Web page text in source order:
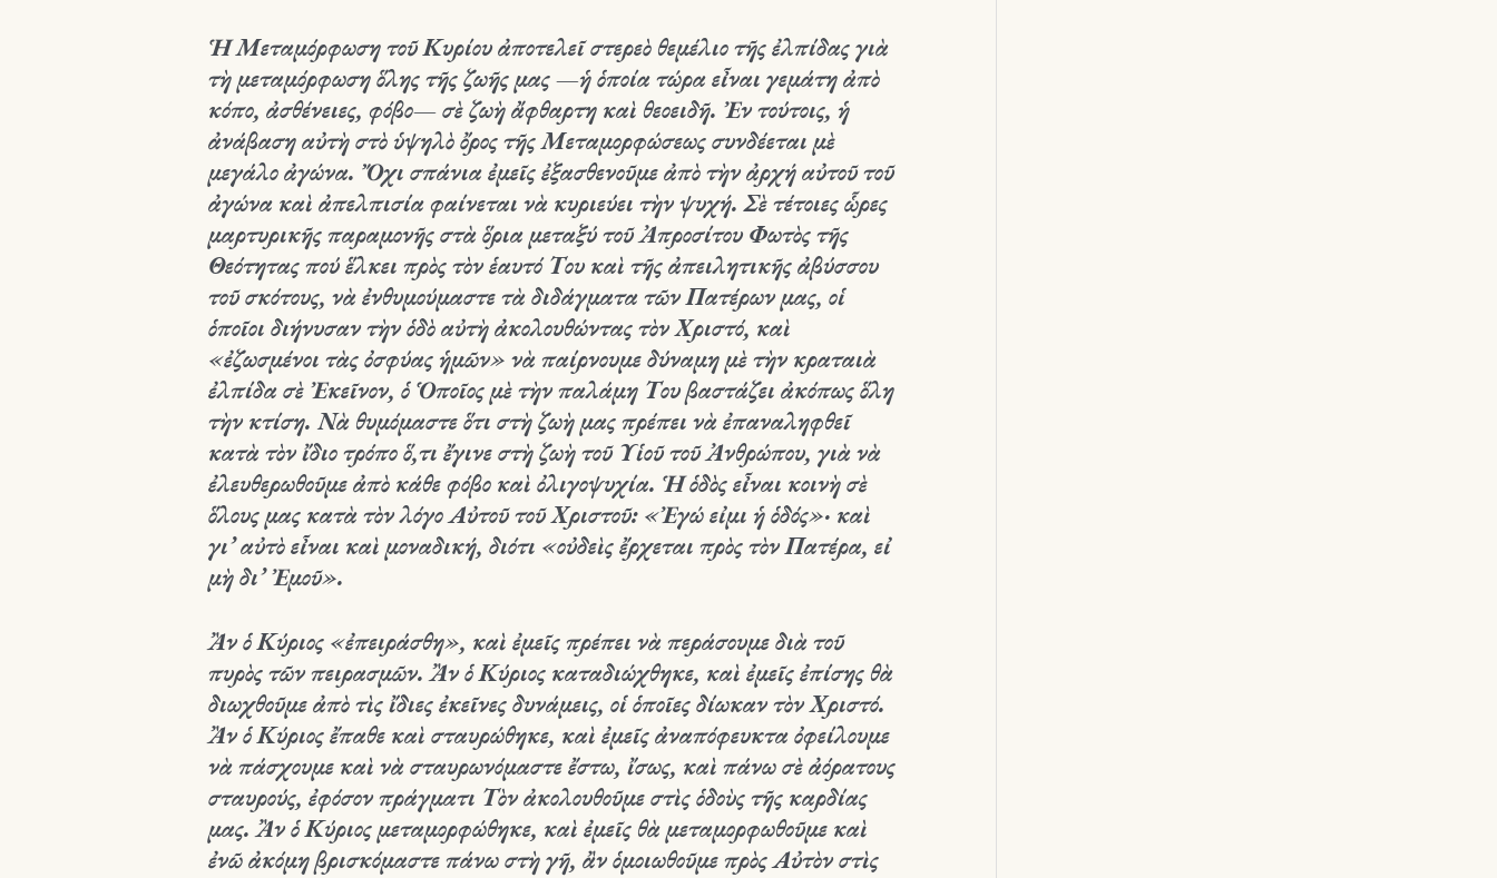
Ἡ Μεταμόρφωση τοῦ Κυρίου ἀποτελεῖ στερεὸ θεμέλιο τῆς ἐλπίδας γιὰ
τὴ μεταμόρφωση ὅλης τῆς ζωῆς μας —ἡ ὁποία τώρα εἶναι γεμάτη ἀπὸ
κόπο, ἀσθένειες, φόβο— σὲ ζωὴ ἄφθαρτη καὶ θεοειδῆ. Ἐν τούτοις, ἡ
ἀνάβαση αὐτὴ στὸ ὑψηλὸ ὄρος τῆς Μεταμορφώσεως συνδέεται μὲ
μεγάλο ἀγώνα. Ὄχι σπάνια ἐμεῖς ἐξασθενοῦμε ἀπὸ τὴν ἀρχή αὐτοῦ τοῦ
ἀγώνα καὶ ἀπελπισία φαίνεται νὰ κυριεύει τὴν ψυχή. Σὲ τέτοιες ὧρες
μαρτυρικῆς παραμονῆς στὰ ὅρια μεταξύ τοῦ Ἀπροσίτου Φωτὸς τῆς
Θεότητας πού ἕλκει πρὸς τὸν ἑαυτό Του καὶ τῆς ἀπειλητικῆς ἀβύσσου
τοῦ σκότους, νὰ ἐνθυμούμαστε τὰ διδάγματα τῶν Πατέρων μας, οἱ
ὁποῖοι διήνυσαν τὴν ὁδὸ αὐτὴ ἀκολουθώντας τὸν Χριστό, καὶ
«ἐζωσμένοι τὰς ὀσφύας ἡμῶν» νὰ παίρνουμε δύναμη μὲ τὴν κραταιὰ
ἐλπίδα σὲ Ἐκεῖνον, ὁ Ὁποῖος μὲ τὴν παλάμη Του βαστάζει ἀκόπως ὅλη
τὴν κτίση. Νὰ θυμόμαστε ὅτι στὴ ζωὴ μας πρέπει νὰ ἐπαναληφθεῖ
κατὰ τὸν ἴδιο τρόπο ὅ,τι ἔγινε στὴ ζωὴ τοῦ Υἱοῦ τοῦ Ἀνθρώπου, γιὰ νὰ
ἐλευθερωθοῦμε ἀπὸ κάθε φόβο καὶ ὀλιγοψυχία. Ἡ ὁδὸς εἶναι κοινὴ σὲ
ὅλους μας κατὰ τὸν λόγο Αὐτοῦ τοῦ Χριστοῦ: «Ἐγώ εἰμι ἡ ὁδός»· καὶ
γι’ αὐτὸ εἶναι καὶ μοναδική, διότι «οὐδεὶς ἔρχεται πρὸς τὸν Πατέρα, εἰ
μὴ δι’ Ἐμοῦ».
Ἂν ὁ Κύριος «ἐπειράσθη», καὶ ἐμεῖς πρέπει νὰ περάσουμε διὰ τοῦ
πυρὸς τῶν πειρασμῶν. Ἂν ὁ Κύριος καταδιώχθηκε, καὶ ἐμεῖς ἐπίσης θὰ
διωχθοῦμε ἀπὸ τὶς ἴδιες ἐκεῖνες δυνάμεις, οἱ ὁποῖες δίωκαν τὸν Χριστό.
Ἂν ὁ Κύριος ἔπαθε καὶ σταυρώθηκε, καὶ ἐμεῖς ἀναπόφευκτα ὀφείλουμε
νὰ πάσχουμε καὶ νὰ σταυρωνόμαστε ἔστω, ἴσως, καὶ πάνω σὲ ἀόρατους
σταυρούς, ἐφόσον πράγματι Τὸν ἀκολουθοῦμε στὶς ὁδοὺς τῆς καρδίας
μας. Ἂν ὁ Κύριος μεταμορφώθηκε, καὶ ἐμεῖς θὰ μεταμορφωθοῦμε καὶ
ἐνῶ ἀκόμη βρισκόμαστε πάνω στὴ γῆ, ἂν ὁμοιωθοῦμε πρὸς Αὐτὸν στὶς